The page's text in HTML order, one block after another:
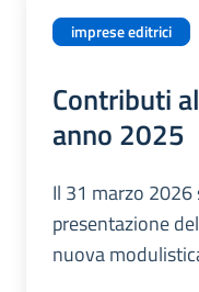
imprese editrici
Contributi
anno 2025
Il 31 marzo
presentazione
nuova